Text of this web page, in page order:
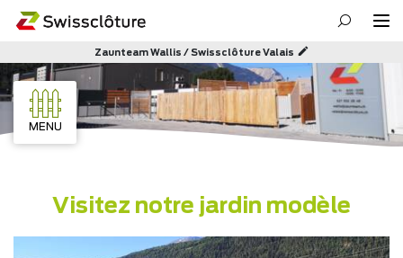
Zaunteam Wallis / Swissclôture Valais
MENU
Visitez notre jardin modèle